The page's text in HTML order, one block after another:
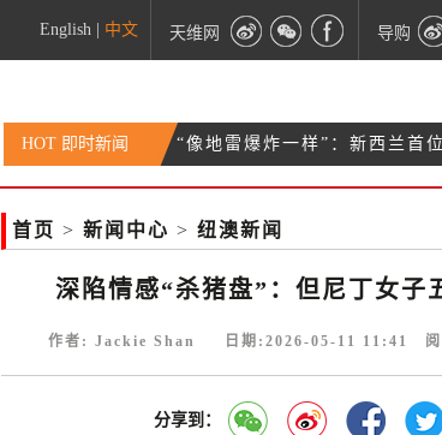
English 中文 天维网 导购
HOT 即时新闻 “像地雷爆炸一样”：新西兰首
惨剧瞬间
临植皮手术
获两人
不言放弃：NZ舞蹈家将赴中国
起筹款援助
首页 > 新闻中心 > 纽澳新闻
深陷情感“杀猪盘”：但尼丁女子
作者: Jackie Shan 日期:2026-05-11 11:41 阅
分享到：